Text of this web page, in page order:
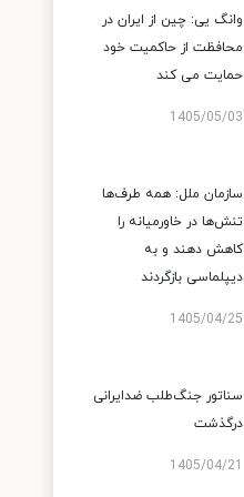
وانگ یی: چین از ایران در
محافظت از حاکمیت خود
حمایت می کند
1405/05/03
سازمان ملل: همه طرف‌ها
تنش‌ها در خاورمیانه را
کاهش دهند و به
دیپلماسی بازگردند
1405/04/25
سناتور جنگ‌طلب ضدایرانی
درگذشت
1405/04/21